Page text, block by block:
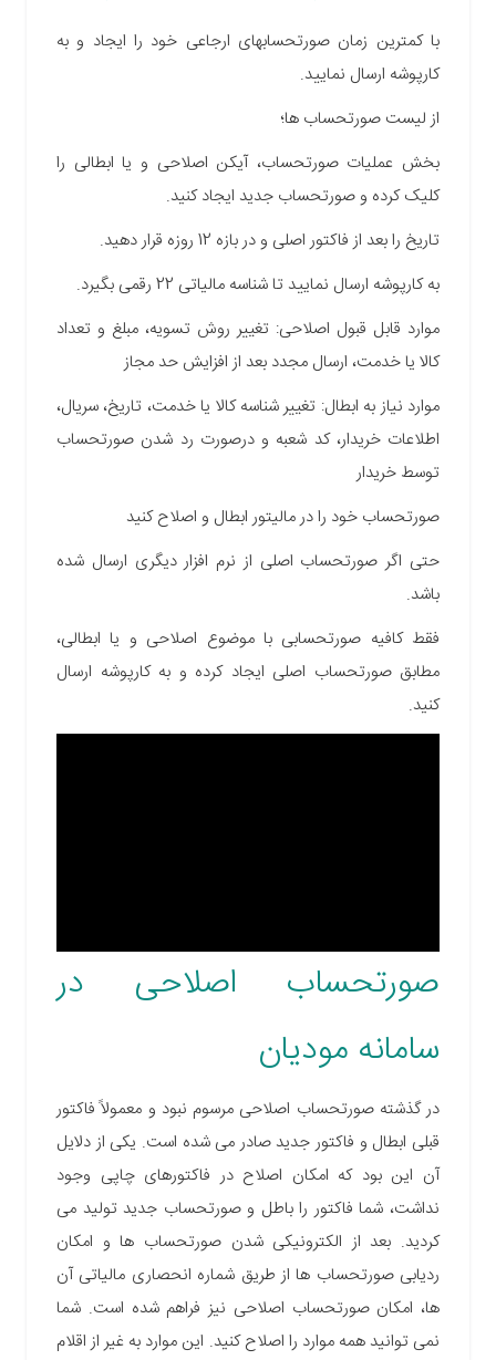
با کمترین زمان صورتحسابهای ارجاعی خود را ایجاد و به
کارپوشه ارسال نمایید.
از لیست صورتحساب ها؛
بخش عملیات صورتحساب، آیکن اصلاحی و یا ابطالی را
کلیک کرده و صورتحساب جدید ایجاد کنید.
تاریخ را بعد از فاکتور اصلی و در بازه 12 روزه قرار دهید.
به کارپوشه ارسال نمایید تا شناسه مالیاتی 22 رقمی بگیرد.
موارد قابل قبول اصلاحی: تغییر روش تسویه، مبلغ و تعداد
کالا یا خدمت، ارسال مجدد بعد از افزایش حد مجاز
موارد نیاز به ابطال: تغییر شناسه کالا یا خدمت، تاریخ، سریال،
اطلاعات خریدار، کد شعبه و درصورت رد شدن صورتحساب
توسط خریدار
صورتحساب خود را در مالیتور ابطال و اصلاح کنید
حتی اگر صورتحساب اصلی از نرم افزار دیگری ارسال شده
باشد.
فقط کافیه صورتحسابی با موضوع اصلاحی و یا ابطالی،
مطابق صورتحساب اصلی ایجاد کرده و به کارپوشه ارسال
کنید.
صورتحساب اصلاحی در
سامانه مودیان
در گذشته صورتحساب اصلاحی مرسوم نبود و معمولاً فاکتور
قبلی ابطال و فاکتور جدید صادر می شده است. یکی از دلایل
آن این بود که امکان اصلاح در فاکتورهای چاپی وجود
نداشت، شما فاکتور را باطل و صورتحساب جدید تولید می
کردید. بعد از الکترونیکی شدن صورتحساب ها و امکان
ردیابی صورتحساب ها از طریق شماره انحصاری مالیاتی آن
ها، امکان صورتحساب اصلاحی نیز فراهم شده است. شما
نمی توانید همه موارد را اصلاح کنید. این موارد به غیر از اقلام